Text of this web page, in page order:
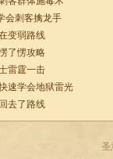
会刺客擒龙手
变弱路线
了愣攻略
雷霆一击
速学会地狱雷光
去了路线
圣